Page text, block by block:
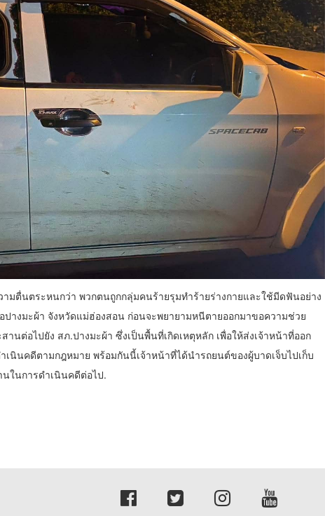
ามตื่นตระหนกว่า พวกตนถูกกลุ่มคนร้ายรุมทำร้ายร่างกายและใช้มีดฟันอย่าง
างมะผ้า จังหวัดแม่ฮ่องสอน ก่อนจะพยายามหนีตายออกมาขอความช่วย
านต่อไปยัง สภ.ปางมะผ้า ซึ่งเป็นพื้นที่เกิดเหตุหลัก เพื่อให้ส่งเจ้าหน้าที่ออก
เนินคดีตามกฎหมาย พร้อมกันนี้เจ้าหน้าที่ได้นำรถยนต์ของผู้บาดเจ็บไปเก็บ
นในการดำเนินคดีต่อไป.